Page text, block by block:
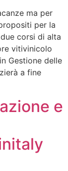
ma per
per la
corsi di alta
vitivinicolo
Gestione delle
a fine
e